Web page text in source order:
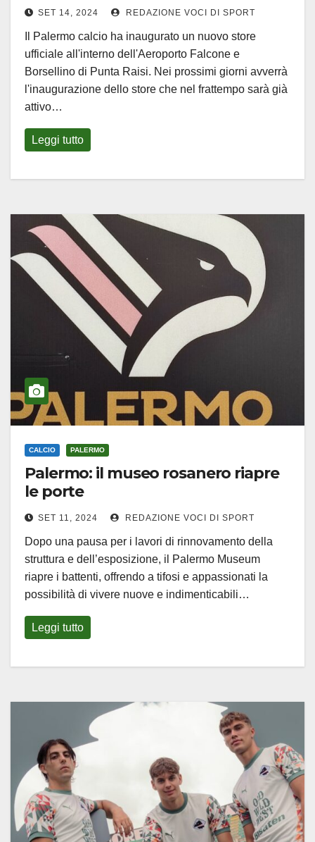
SET 14, 2024 REDAZIONE VOCI DI SPORT
Il Palermo calcio ha inaugurato un nuovo store
ufficiale all'interno dell'Aeroporto Falcone e
Borsellino di Punta Raisi. Nei prossimi giorni avverrà
l'inaugurazione dello store che nel frattempo sarà già
attivo…
Leggi tutto
CALCIO PALERMO
Palermo: il museo rosanero riapre
le porte
SET 11, 2024 REDAZIONE VOCI DI SPORT
Dopo una pausa per i lavori di rinnovamento della
struttura e dell’esposizione, il Palermo Museum
riapre i battenti, offrendo a tifosi e appassionati la
possibilità di vivere nuove e indimenticabili…
Leggi tutto